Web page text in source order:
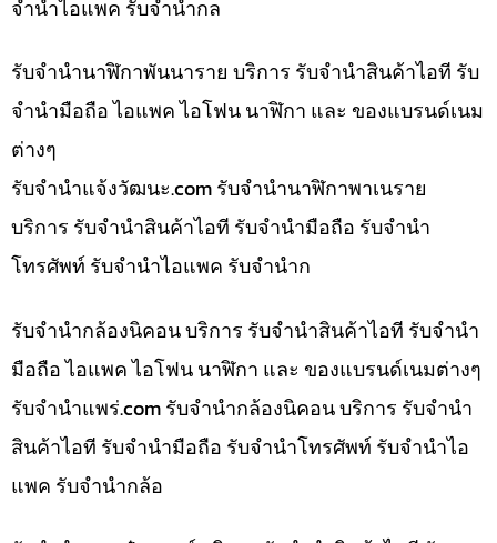
จำนำไอแพค รับจำนำกล
รับจำนำนาฬิกาพันนาราย บริการ รับจำนำสินค้าไอที รับ
จำนำมือถือ ไอแพค ไอโฟน นาฬิกา และ ของแบรนด์เนม
ต่างๆ
รับจํานําแจ้งวัฒนะ.com รับจำนำนาฬิกาพาเนราย
บริการ รับจำนำสินค้าไอที รับจำนำมือถือ รับจำนำ
โทรศัพท์ รับจำนำไอแพค รับจำนำก
รับจำนำกล้องนิคอน บริการ รับจำนำสินค้าไอที รับจำนำ
มือถือ ไอแพค ไอโฟน นาฬิกา และ ของแบรนด์เนมต่างๆ
รับจํานําแพร่.com รับจำนำกล้องนิคอน บริการ รับจำนำ
สินค้าไอที รับจำนำมือถือ รับจำนำโทรศัพท์ รับจำนำไอ
แพค รับจำนำกล้อ